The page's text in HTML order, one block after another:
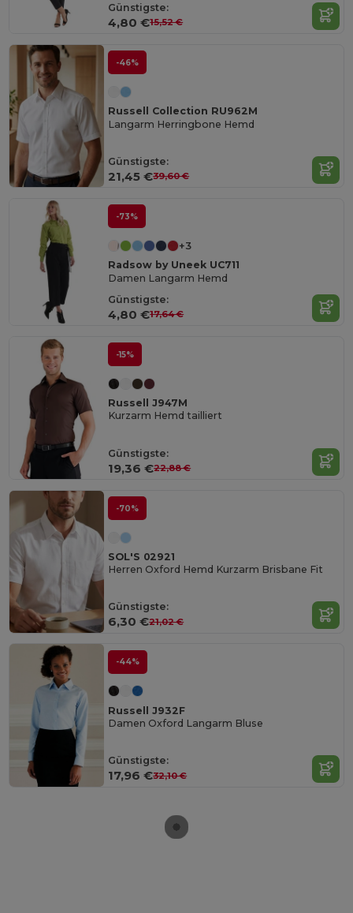
Günstigste:
4,80 €15,52 €
-46%
Russell Collection RU962M
Langarm Herringbone Hemd
Günstigste:
21,45 €39,60 €
-73%
+3
Radsow by Uneek UC711
Damen Langarm Hemd
Günstigste:
4,80 €17,64 €
-15%
Russell J947M
Kurzarm Hemd tailliert
Günstigste:
19,36 €22,88 €
-70%
SOL'S 02921
Herren Oxford Hemd Kurzarm Brisbane Fit
Günstigste:
6,30 €21,02 €
-44%
Russell J932F
Damen Oxford Langarm Bluse
Günstigste:
17,96 €32,10 €